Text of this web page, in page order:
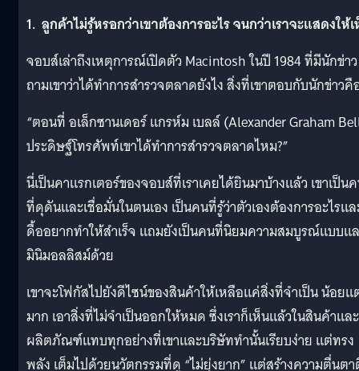
1. ลูกค้าไม่รู้หรอกว่าเขาต้องการอะไร จนกว่าเราจะแสดงให้
จอบส์เล่าถึงเหตุการณ์เปิดตัว Macintosh ในปี 1984 ที่มีนักข่าว
ถามเขาว่าได้ทำการสำรวจตลาดยังไง สิ่งที่เขาตอบกับนักข่าวคื
“ตอนที่ อเล็กซานเดอร์ แกรห์ม เบลล์ (Alexander Graham
ประดิษฐ์โทรศัพท์เขาได้ทำการสำรวจตลาดไหม?”
นี่เป็นคาแรกเตอร์ของจอบส์ที่เราเคยได้ยินมาบ้างแล้ว เขาเป็น
ที่ดุดันและเชื่อมั่นในตนเอง เป็นคนที่รู้ว่าตัวเองต้องการอะไรแ
ดื้ออยากทำให้สำเร็จ แถมยังเป็นคนที่นิยมความสมบูรณ์แบบแ
มินิมอลลิสม์ด้วย
เขาจะโฟกัสไปยังดีไซน์ของสินค้าให้เหลือแค่สิ่งที่จำเป็น น้อยแ
มาก เอาสิ่งที่ไม่จำเป็นออกให้หมด ซึ่งเราก็เห็นแล้วในสินค้าและ
ผลิตภัณฑ์แทบทุกอย่างที่เขาและบริษัททำนั้นเรียบง่าย แต่ทรง
พลัง เต็มไปด้วยนวัตกรรมที่ดู “ไม่ยุ่งยาก” แต่สร้างความตื่นต